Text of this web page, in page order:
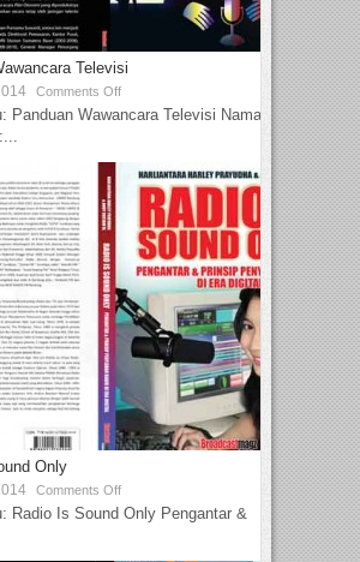
Televisi
Comments Off
Panduan Wawancara Televisi Nama
Only
Comments Off
Radio Is Sound Only Pengantar &